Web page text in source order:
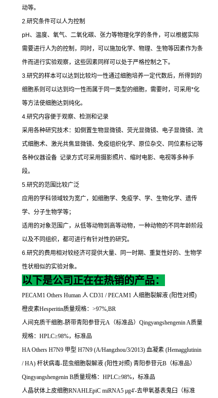
动等。
2.研究条件可以人为控制
pH、温度、氧气、二氧化碳、张力等物理化学的条件，可以根据实际
需要进行人为的控制，同时，可以施加化学、物理、生物等因素作为条
件而进行实验观察，这些因素同样可以处于严格控制之下。
3.研究的样本可以达到比较均一性通过细胞培养一定代数后，所得到的
细胞系则可以达到均一性而属于同一类型的细胞，需要时，可采用*化
等方法使细胞达到纯化。
4.研究内容便于观察、检测和记录
采用各种研究技术：如倒置生物显微镜、荧光显微镜、电子显微镜、流
式细胞术、激光共焦显微镜、免疫组织化学、原位杂交、同位素标记等
各种仪器设备 记录方式可采用摄影照片、缩时电影、电视等多种手
段。
5.研究的范围比较广泛
应用的学科领域较为宽广，如细胞学、免疫学、学、生物化学、遗传
学、分子生物学等；
适用的对象范围广，从低等动物到高等动物，一种动物的不同年龄阶段
以及不同组织，都可进行有针对性的研究。
6.研究的费用相对较经济可提供大量、同一时期、重复性好的、生物学
性状相似的实验对象。
以下是公司正在在热销的产品：
PECAM1 Others Human 人 CD31 / PECAM1 人细胞裂解液 (阳性对照)
橙皮素Hesperitin质量规格： >97%,BR
人间充质干细胞-脐带青阳参苷元A （标准品） Qingyangshengenin A质量
规格： HPLC≥98%，标准品
HA Others H7N9 甲型 H7N9 (A/Hangzhou/3/2013) 血凝素 (Hemagglutinin
/ HA) 杆状病毒-昆虫细胞裂解液 (阳性对照) 青阳参苷元B （标准品）
Qingyangshengenin B质量规格： HPLC≥98%，标准品
人晶状体上皮细胞RNAHLEpiC miRNA5 μg4'-去甲氧基表鬼臼（标准